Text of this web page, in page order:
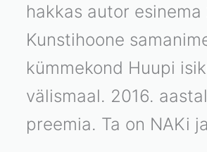
hakkas autor
Kunstihoone
kümmekond Huupi
välismaal. 2016.
preemia. Ta on NAKi